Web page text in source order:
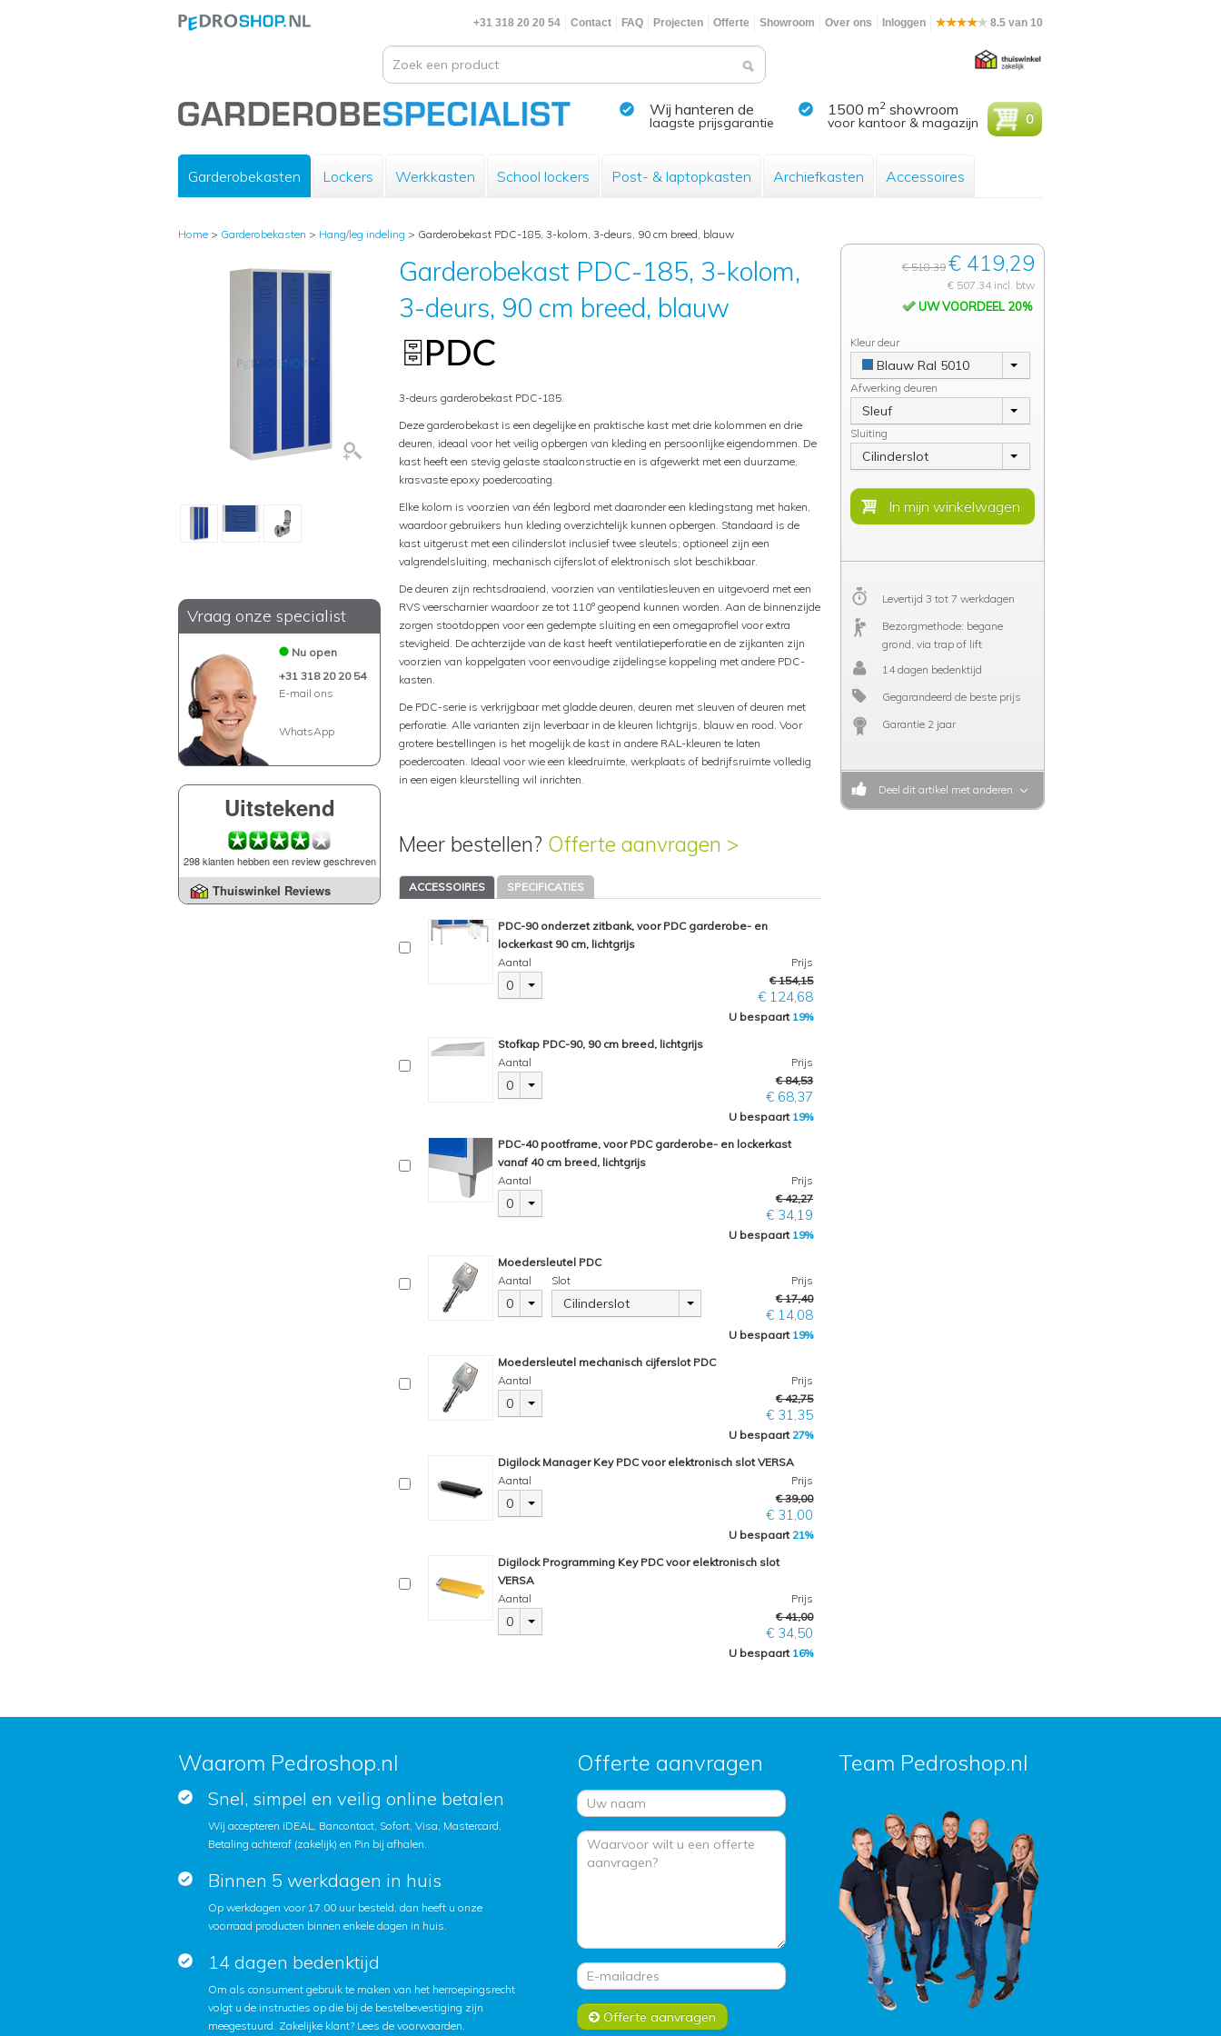
+31 318 20 20 54 Contact FAQ Projecten Offerte Showroom Over ons Inloggen 8.5 van 10
Wij hanteren de
laagste prijsgarantie
1500 m2 showroom
voor kantoor & magazijn 0
Garderobekasten Lockers Werkkasten School lockers Post- & laptopkasten Archiefkasten Accessoires
Home > Garderobekasten > Hang/leg indeling > Garderobekast PDC-185, 3-kolom, 3-deurs, 90 cm breed, blauw
Vraag onze specialist
Nu open
+31 318 20 20 54
E-mail ons
WhatsApp
Uitstekend
298 klanten hebben een review geschreven
Thuiswinkel Reviews
Garderobekast PDC-185, 3-kolom,
3-deurs, 90 cm breed, blauw
3-deurs garderobekast PDC-185.
Deze garderobekast is een degelijke en praktische kast met drie kolommen en drie
deuren, ideaal voor het veilig opbergen van kleding en persoonlijke eigendommen. De
kast heeft een stevig gelaste staalconstructie en is afgewerkt met een duurzame,
krasvaste epoxy poedercoating.
Elke kolom is voorzien van één legbord met daaronder een kledingstang met haken,
waardoor gebruikers hun kleding overzichtelijk kunnen opbergen. Standaard is de
kast uitgerust met een cilinderslot inclusief twee sleutels; optioneel zijn een
valgrendelsluiting, mechanisch cijferslot of elektronisch slot beschikbaar.
De deuren zijn rechtsdraaiend, voorzien van ventilatiesleuven en uitgevoerd met een
RVS veerscharnier waardoor ze tot 110° geopend kunnen worden. Aan de binnenzijde
zorgen stootdoppen voor een gedempte sluiting en een omegaprofiel voor extra
stevigheid. De achterzijde van de kast heeft ventilatieperforatie en de zijkanten zijn
voorzien van koppelgaten voor eenvoudige zijdelingse koppeling met andere PDC-
kasten.
De PDC-serie is verkrijgbaar met gladde deuren, deuren met sleuven of deuren met
perforatie. Alle varianten zijn leverbaar in de kleuren lichtgrijs, blauw en rood. Voor
grotere bestellingen is het mogelijk de kast in andere RAL-kleuren te laten
poedercoaten. Ideaal voor wie een kleedruimte, werkplaats of bedrijfsruimte volledig
in een eigen kleurstelling wil inrichten.
Meer bestellen? Offerte aanvragen >
ACCESSOIRES SPECIFICATIES
PDC-90 onderzet zitbank, voor PDC garderobe- en
lockerkast 90 cm, lichtgrijs
Aantal
0
Prijs
€ 154,15
€ 124,68
U bespaart 19%
Stofkap PDC-90, 90 cm breed, lichtgrijs
Aantal
0
Prijs
€ 84,53
€ 68,37
U bespaart 19%
PDC-40 pootframe, voor PDC garderobe- en lockerkast
vanaf 40 cm breed, lichtgrijs
Aantal
0
Prijs
€ 42,27
€ 34,19
U bespaart 19%
Moedersleutel PDC
Aantal
0
Slot
Cilinderslot
Prijs
€ 17,40
€ 14,08
U bespaart 19%
Moedersleutel mechanisch cijferslot PDC
Aantal
0
Prijs
€ 42,75
€ 31,35
U bespaart 27%
Digilock Manager Key PDC voor elektronisch slot VERSA
Aantal
0
Prijs
€ 39,00
€ 31,00
U bespaart 21%
Digilock Programming Key PDC voor elektronisch slot
VERSA
Aantal
0
Prijs
€ 41,00
€ 34,50
U bespaart 16%
€ 518,39 € 419,29
€ 507,34 incl. btw
UW VOORDEEL 20%
Kleur deur
Blauw Ral 5010
Afwerking deuren
Sleuf
Sluiting
Cilinderslot
Levertijd 3 tot 7 werkdagen
Bezorgmethode: begane
grond, via trap of lift
14 dagen bedenktijd
Gegarandeerd de beste prijs
Garantie 2 jaar
Deel dit artikel met anderen
Waarom Pedroshop.nl
Snel, simpel en veilig online betalen
Wij accepteren iDEAL, Bancontact, Sofort, Visa, Mastercard,
Betaling achteraf (zakelijk) en Pin bij afhalen.
Binnen 5 werkdagen in huis
Op werkdagen voor 17.00 uur besteld, dan heeft u onze
voorraad producten binnen enkele dagen in huis.
14 dagen bedenktijd
Om als consument gebruik te maken van het herroepingsrecht
volgt u de instructies op die bij de bestelbevestiging zijn
meegestuurd. Zakelijke klant? Lees de voorwaarden.
Offerte aanvragen
Offerte aanvragen
Team Pedroshop.nl